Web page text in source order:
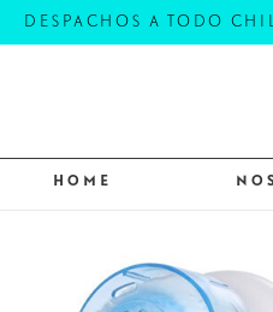
DESPACHOS A TODO
HOME